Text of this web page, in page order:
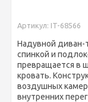
Артикул: IT-68566
Надувной диван-
спинкой и
превращается в
кровать.
воздушных
внутренних